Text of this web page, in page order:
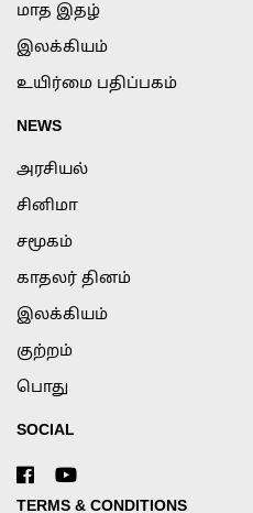
மாத இதழ்
இலக்கியம்
உயிர்மை பதிப்பகம்
NEWS
அரசியல்
சினிமா
சமூகம்
காதலர் தினம்
இலக்கியம்
குற்றம்
பொது
SOCIAL
TERMS & CONDITIONS